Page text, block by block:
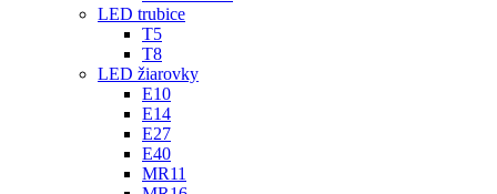
LED trubice
T5
T8
LED žiarovky
E10
E14
E27
E40
MR11